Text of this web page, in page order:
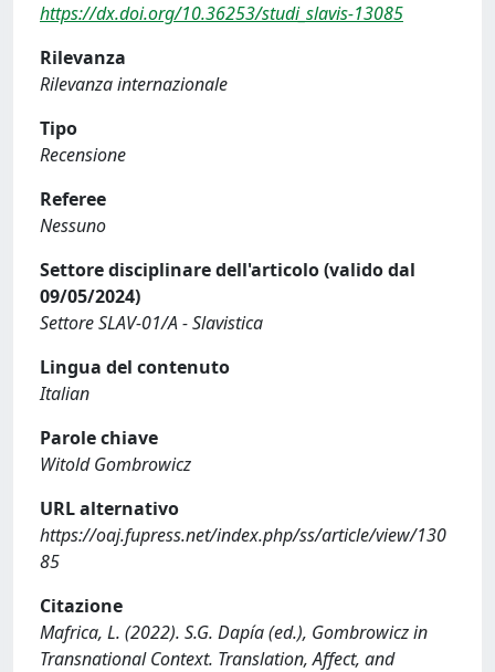
https://dx.doi.org/10.36253/studi_slavis-13085
Rilevanza
Rilevanza internazionale
Tipo
Recensione
Referee
Nessuno
Settore disciplinare dell'articolo (valido dal
09/05/2024)
Settore SLAV-01/A - Slavistica
Lingua del contenuto
Italian
Parole chiave
Witold Gombrowicz
URL alternativo
https://oaj.fupress.net/index.php/ss/article/view/130
85
Citazione
Mafrica, L. (2022). S.G. Dapía (ed.), Gombrowicz in
Transnational Context. Translation, Affect, and